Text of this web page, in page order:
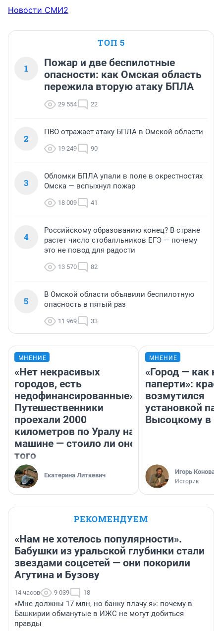
Новости СМИ2
ТОП 5
1
Пожар и две беспилотные
опасности: как Омская область
пережила вторую атаку БПЛА
29 554 22
2
ПВО отражает атаку БПЛА в Омской области
19 249 90
3
Обломки БПЛА упали в поле в окрестностях
Омска — вспыхнул пожар
18 009 41
4
Российскому образованию конец? В стране
растет число стобалльников ЕГЭ — почему
это не повод для радости
13 570 82
5
В Омской области объявили беспилотную
опасность в пятый раз
11 969 33
МНЕНИЕ
«Нет некрасивых
городов, есть
недофинансированные».
Путешественники
проехали 2000
километров по Уралу на
машине — стоило ли оно
того
Екатерина Литкевич
МНЕНИЕ
«Город — как
паперти»:
возмутился
установкой
Высоцкому в
Игорь
Историк
РЕКОМЕНДУЕМ
«Нам не хотелось популярности».
Бабушки из уральской глубинки стали
звездами соцсетей — они покорили
Агутина и Бузову
14 часов 9 039 18
«Мне должны 17 млн, но банку плачу я»: почему в
Башкирии обманутые в ИЖС не могут добиться
правды